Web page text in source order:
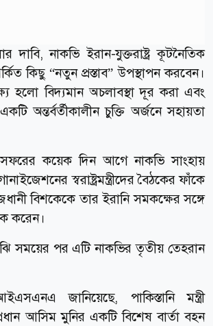
দাবি, নাকভি ইরান-যুক্তরাষ্ট্র কূটনৈতিক
কিছু “নতুন প্রস্তাব” উপস্থাপন করবেন।
হলো বিদ্যমান অচলাবস্থা দূর করা এবং
অন্তর্বর্তীকালীন চুক্তি অর্জনে সহায়তা
সফরের কয়েক দিন আগে নাকভি সাংহায়
স্বরাষ্ট্রমন্ত্রীদের বৈঠকের ফাঁকে
বিশকেকে তার ইরানি সমকক্ষের সঙ্গে
করেন।
সময়ের পর এটি নাকভির তৃতীয় তেহরান
জানিয়েছে, পাকিস্তানি মন্ত্রী
আসিম মুনির একটি বিশেষ বার্তা বহন